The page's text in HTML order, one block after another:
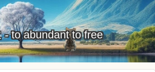
- to abundant to free